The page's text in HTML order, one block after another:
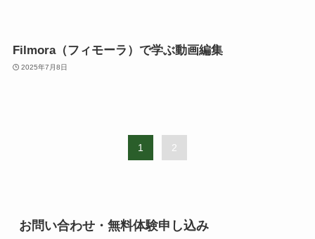
Filmora（フィモーラ）で学ぶ動画編集
2025年7月8日
1 2
お問い合わせ・無料体験申し込み